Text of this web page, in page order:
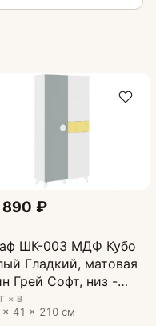
890 ₽
ШК-003 МДФ Кубо
Гладкий, матовая
Грей Софт, низ -
Солнечно-
× В
× 41 × 210 см